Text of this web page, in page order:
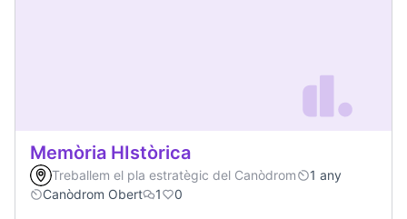
Memòria HIstòrica
Treballem el pla estratègic del Canòdrom
1 any
Canòdrom Obert
1 0